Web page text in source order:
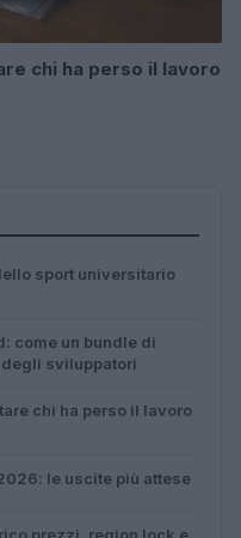
chi ha perso il lavoro
sport universitario
come un bundle di
sviluppatori
chi ha perso il lavoro
le uscite più attese